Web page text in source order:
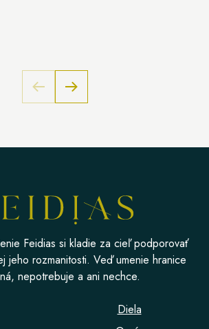
Feidias si kladie za cieľ podporovať
jeho rozmanitosti. Veď umenie hranice
nepotrebuje a ani nechce.
Diela